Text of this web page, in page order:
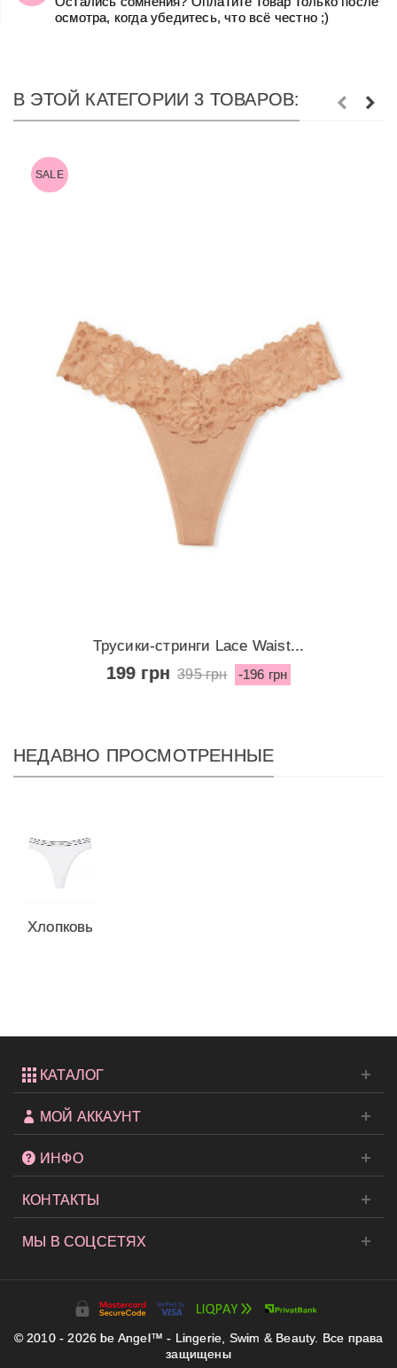
осмотра, когда убедитесь, что всё честно ;)
В ЭТОЙ КАТЕГОРИИ 3 ТОВАРОВ:
SALE
Трусики-стринги Lace Waist...
199 грн 395 грн -196 грн
НЕДАВНО ПРОСМОТРЕННЫЕ
Хлопковые
КАТАЛОГ
МОЙ АККАУНТ
ИНФО
КОНТАКТЫ
МЫ В СОЦСЕТЯХ
© 2010 - 2026 be Angel™ - Lingerie, Swim & Beauty. Все права
защищены